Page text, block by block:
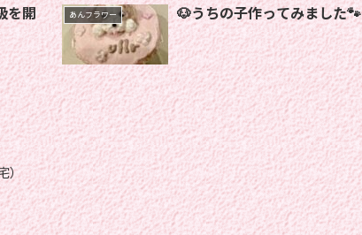
を開
あんフラワー 🐶うちの子作ってみました🐾
）